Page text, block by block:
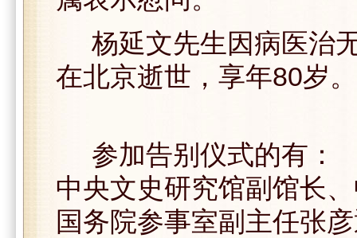
杨延文先生因病医治
在北京逝世，享年80岁。
参加告别仪式的有：
中央文史研究馆副馆长
国务院参事室副主任张